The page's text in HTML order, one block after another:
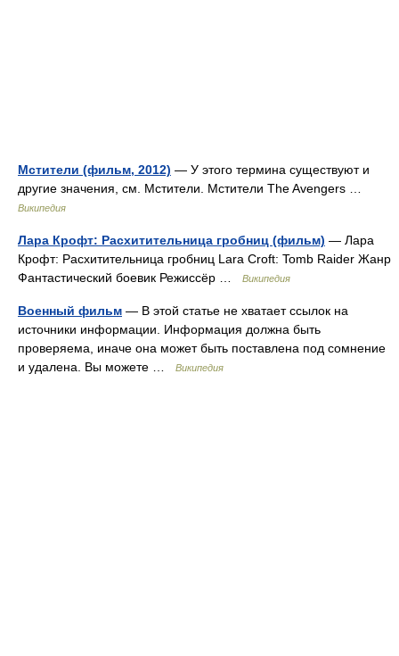
Мстители (фильм, 2012) — У этого термина существуют и
другие значения, см. Мстители. Мстители The Avengers …
Википедия
Лара Крофт: Расхитительница гробниц (фильм) — Лара
Крофт: Расхитительница гробниц Lara Croft: Tomb Raider Жанр
Фантастический боевик Режиссёр …
Википедия
Военный фильм — В этой статье не хватает ссылок на
источники информации. Информация должна быть
проверяема, иначе она может быть поставлена под сомнение
и удалена. Вы можете …
Википедия